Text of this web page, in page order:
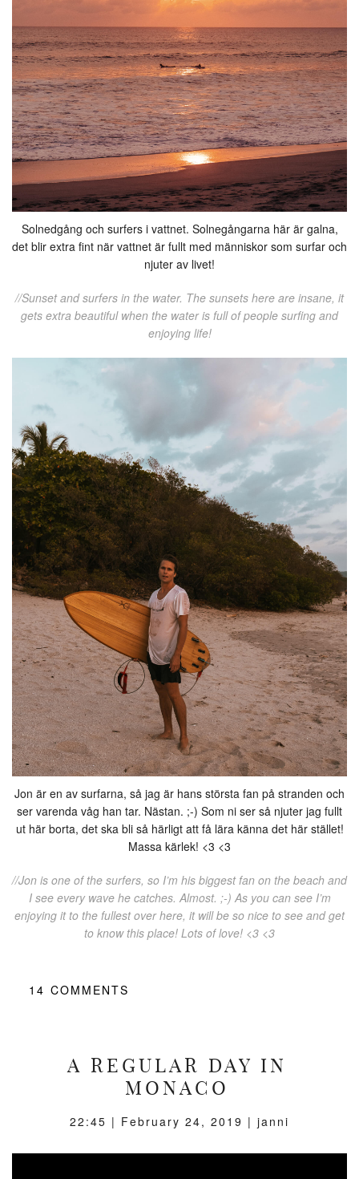
Solnedgång och surfers i vattnet. Solnegångarna här är galna,
det blir extra fint när vattnet är fullt med människor som surfar och
njuter av livet!
//Sunset and surfers in the water. The sunsets here are insane, it
gets extra beautiful when the water is full of people surfing and
enjoying life!
Jon är en av surfarna, så jag är hans största fan på stranden och
ser varenda våg han tar. Nästan. ;-) Som ni ser så njuter jag fullt
ut här borta, det ska bli så härligt att få lära känna det här stället!
Massa kärlek! <3 <3
//Jon is one of the surfers, so I’m his biggest fan on the beach and
I see every wave he catches. Almost. ;-) As you can see I’m
enjoying it to the fullest over here, it will be so nice to see and get
to know this place! Lots of love! <3 <3
14 COMMENTS
A REGULAR DAY IN
MONACO
22:45 | February 24, 2019 | janni